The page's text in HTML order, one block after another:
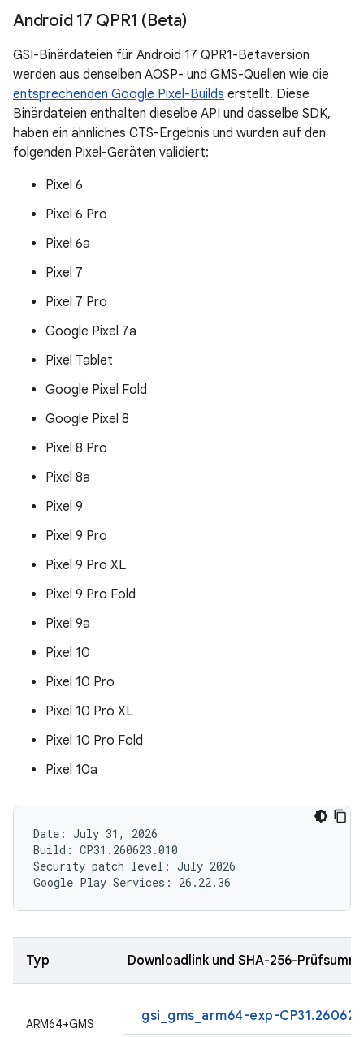
Android 17 QPR1 (Beta)
GSI-Binärdateien für Android 17 QPR1-Betaversion
werden aus denselben AOSP- und GMS-Quellen wie die
entsprechenden Google Pixel-Builds erstellt. Diese
Binärdateien enthalten dieselbe API und dasselbe SDK,
haben ein ähnliches CTS-Ergebnis und wurden auf den
folgenden Pixel-Geräten validiert:
Pixel 6
Pixel 6 Pro
Pixel 6a
Pixel 7
Pixel 7 Pro
Google Pixel 7a
Pixel Tablet
Google Pixel Fold
Google Pixel 8
Pixel 8 Pro
Pixel 8a
Pixel 9
Pixel 9 Pro
Pixel 9 Pro XL
Pixel 9 Pro Fold
Pixel 9a
Pixel 10
Pixel 10 Pro
Pixel 10 Pro XL
Pixel 10 Pro Fold
Pixel 10a
Date: July 31, 2026
Build: CP31.260623.010
Security patch level: July 2026
Typ Downloadlink und SHA-256-
ARM64+GMS gsi_gms_arm64-exp-